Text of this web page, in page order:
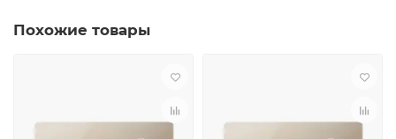
Похожие товары